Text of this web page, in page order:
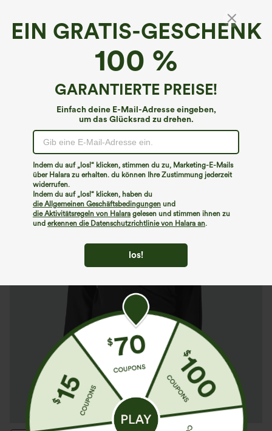
EIN GRATIS-GESCHENK
100 %
GARANTIERTE PREISE!
Einfach deine E-Mail-Adresse eingeben,
um das Glücksrad zu drehen.
Indem du auf „los!“ klicken, stimmen du zu, Marketing-E-Mails
über Halara zu erhalten. du können Ihre Zustimmung jederzeit
widerrufen.
Indem du auf „los!“ klicken, haben du
die Allgemeinen Geschäftsbedingungen und
die Aktivitätsregeln von Halara gelesen und stimmen ihnen zu
und erkennen die Datenschutzrichtlinie von Halara an.
los!
Gerüschtes, solides Arbeitsoberteil mit V-
€26,95 EUR